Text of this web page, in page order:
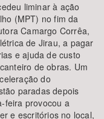
BUSCAR
liminar à ação
(MPT) no fim da
Camargo Corrêa,
de Jirau, a pagar
e ajuda de custo
de obras. Um
do
paradas depois
feira provocou a
e escritórios no local,